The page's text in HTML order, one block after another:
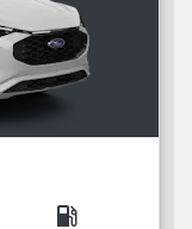
local_gas_station